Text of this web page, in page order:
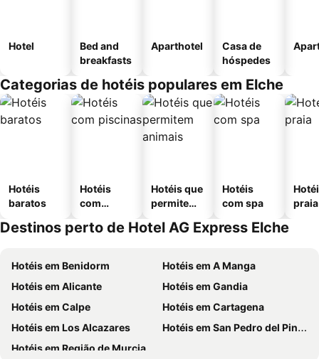
Hotel
Bed and
breakfasts
Aparthotel
Casa de
hóspedes
Categorias de hotéis populares em Elche
Hotéis
baratos
Hotéis
com
Hotéis que
permitem
Hotéis
com spa
praia
Destinos perto de Hotel AG Express Elche
Hotéis em Benidorm
Hotéis em A Manga
Hotéis em Alicante
Hotéis em Gandia
Hotéis em Calpe
Hotéis em Cartagena
Hotéis em Los Alcazares
Hotéis em San Pedro del Pinatar
Hotéis em Região de Murcia